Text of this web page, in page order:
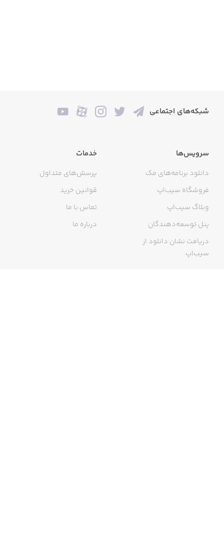
شبکه‌های اجتماعی
سرویس‌ها
دانلود برنامه‌های مک
فروشگاه سیب‌اپ
وبلاگ سیب‌اپ
پنل توسعه‌دهندگان
دریافت نشان دانلود از
سیب‌اپ
خدمات
پرسش‌های متداول
قوانین خرید
تماس با ما
درباره ما